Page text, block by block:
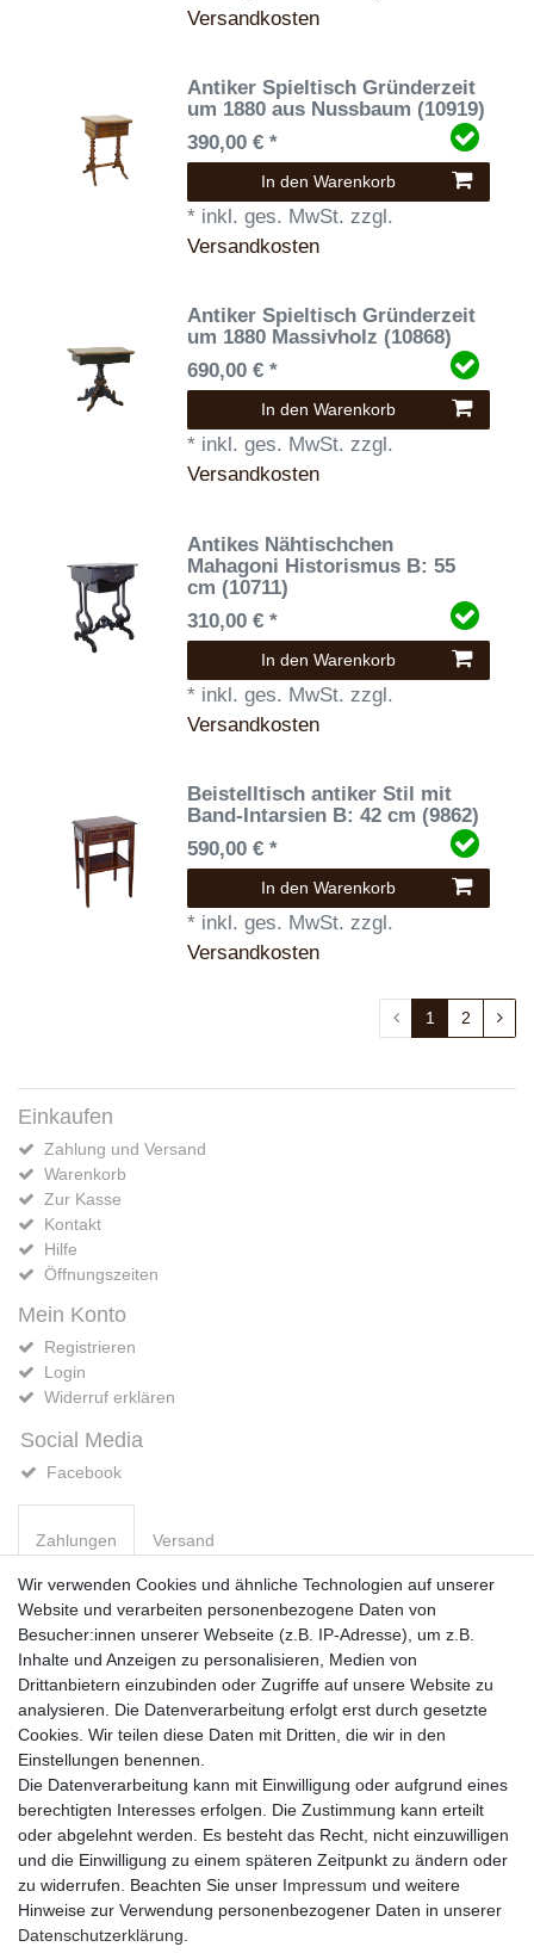
Versandkosten
Antiker Spieltisch Gründerzeit
um 1880 aus Nussbaum (10919)
390,00 € *
In den Warenkorb
* inkl. ges. MwSt. zzgl.
Versandkosten
Antiker Spieltisch Gründerzeit
um 1880 Massivholz (10868)
690,00 € *
In den Warenkorb
* inkl. ges. MwSt. zzgl.
Versandkosten
Antikes Nähtischchen
Mahagoni Historismus B: 55
cm (10711)
310,00 € *
In den Warenkorb
* inkl. ges. MwSt. zzgl.
Versandkosten
Beistelltisch antiker Stil mit
Band-Intarsien B: 42 cm (9862)
590,00 € *
In den Warenkorb
* inkl. ges. MwSt. zzgl.
Versandkosten
1 2
Einkaufen
Zahlung und Versand
Warenkorb
Zur Kasse
Kontakt
Hilfe
Öffnungszeiten
Mein Konto
Registrieren
Login
Widerruf erklären
Social Media
Facebook
Zahlungen Versand
Vorkasse
PayPal
Sofortüberweisung
Kreditkarte
AmazonPay
Bar bei Abholung
Widerrufs­recht Widerrufs­formular Impressum
Wir verwenden Cookies und ähnliche Technologien auf unserer
Website und verarbeiten personenbezogene Daten von
Besucher:innen unserer Webseite (z.B. IP-Adresse), um z.B.
Inhalte und Anzeigen zu personalisieren, Medien von
Drittanbietern einzubinden oder Zugriffe auf unsere Website zu
analysieren. Die Datenverarbeitung erfolgt erst durch gesetzte
Cookies. Wir teilen diese Daten mit Dritten, die wir in den
Einstellungen benennen.
Die Datenverarbeitung kann mit Einwilligung oder aufgrund eines
berechtigten Interesses erfolgen. Die Zustimmung kann erteilt
oder abgelehnt werden. Es besteht das Recht, nicht einzuwilligen
und die Einwilligung zu einem späteren Zeitpunkt zu ändern oder
zu widerrufen. Beachten Sie unser Impressum und weitere
Hinweise zur Verwendung personenbezogener Daten in unserer
Daten­schutz­erklärung